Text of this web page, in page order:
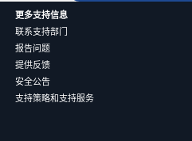
更多支持信息
联系支持部门
报告问题
提供反馈
安全公告
支持策略和支持服务